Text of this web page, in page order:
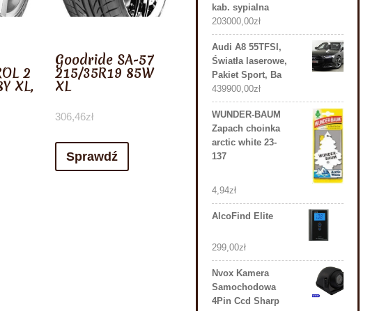
2
XL,
Goodride SA-57
215/35R19 85W
XL
306,46zł
Sprawdź
kab. sypialna
203000,00zł
Audi A8 55TFSI,
Światła laserowe,
Pakiet Sport, Ba
439900,00zł
WUNDER-BAUM
Zapach choinka
arctic white 23-
137
4,94zł
AlcoFind Elite
299,00zł
Nvox Kamera
Samochodowa
4Pin Ccd Sharp